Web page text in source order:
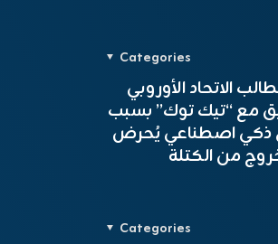
Categories
الاتحاد الأوروبي
مع “تيك توك” بسبب
ذكي اصطناعي يُحرض
من الكتلة
Categories